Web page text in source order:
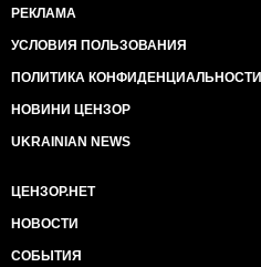
РЕКЛАМА
УСЛОВИЯ ПОЛЬЗОВАНИЯ
ПОЛИТИКА КОНФИДЕНЦИАЛЬНОСТИ
НОВИНИ ЦЕНЗОР
UKRAINIAN NEWS
ЦЕНЗОР.НЕТ
НОВОСТИ
СОБЫТИЯ